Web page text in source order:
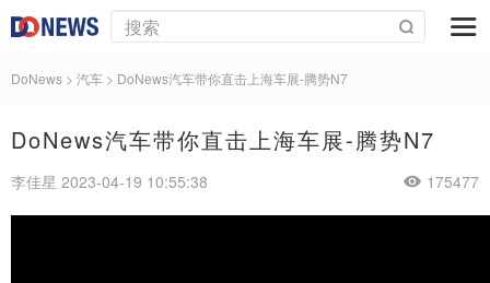
DoNews > 汽车 > DoNews汽车带你直击上海车展-腾势N7
DoNews汽车带你直击上海车展-腾势N7
李佳星 2023-04-19 10:55:38 175477